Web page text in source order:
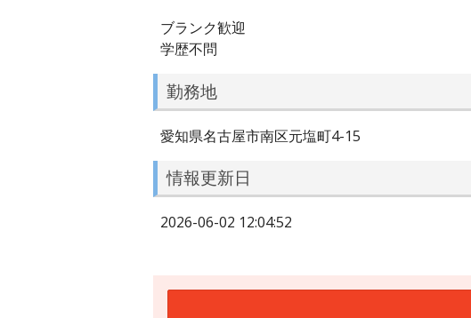
ブランク歓迎
学歴不問
勤務地
愛知県名古屋市南区元塩町4-15
情報更新日
2026-06-02 12:04:52